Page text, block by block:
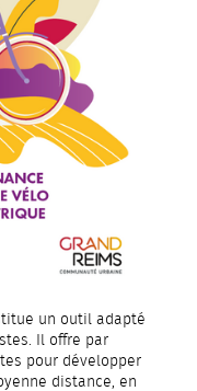
un outil adapté
Il offre par
pour développer
distance, en